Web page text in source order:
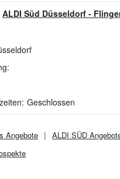
ALDI Süd Düsseldorf -
Geschlossen
Angebote ALDI SÜD